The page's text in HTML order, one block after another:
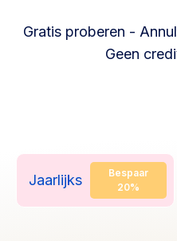
Gratis proberen -
Geen
Jaarlijks
Bespaar
20%